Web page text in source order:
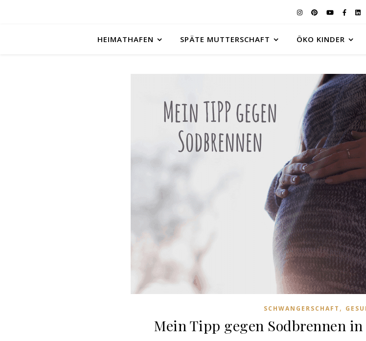
HEIMATHAFEN SPÄTE MUTTERSCHAFT ÖKO KINDER
SCHWANGERSCHAFT ,
Mein Tipp gegen Sodbrennen